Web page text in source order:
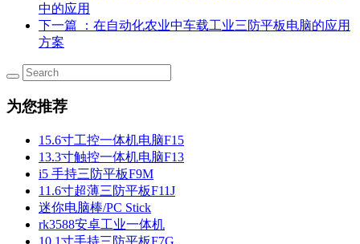
中的应用
下一篇
：在自动化农业中车载工业三防平板电脑的应用
方案
为您推荐
15.6寸工控一体机电脑F15
13.3寸触控一体机电脑F13
i5 手持三防平板F9M
11.6寸超薄三防平板F11J
迷你电脑棒/PC Stick
rk3588安卓工业一体机
10.1寸手持三防平板F7G